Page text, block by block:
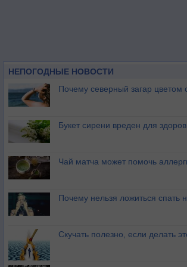
НЕПОГОДНЫЕ НОВОСТИ
Почему северный загар цветом
Букет сирени вреден для
Чай матча может помочь
Почему нельзя ложиться спать
Скучать полезно, если делать